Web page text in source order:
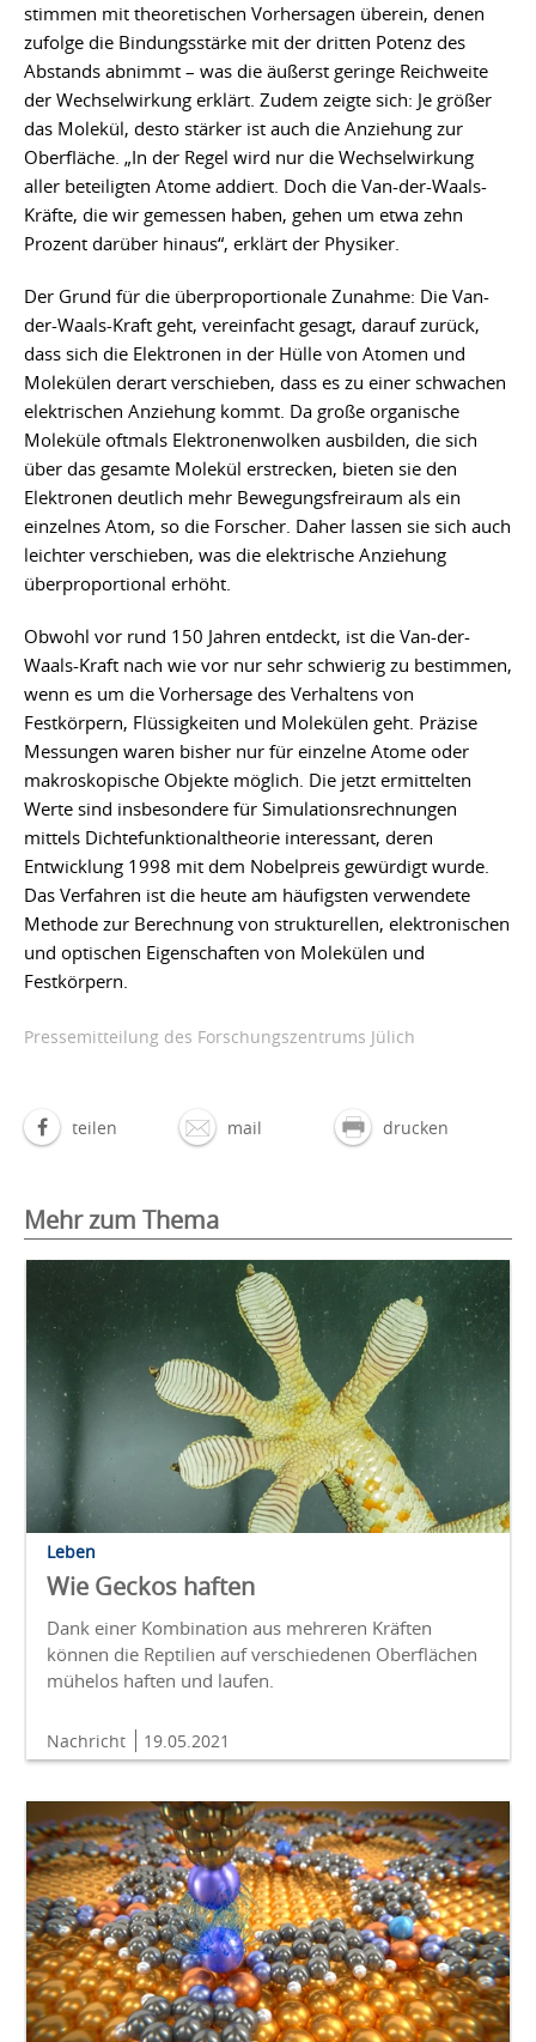
stimmen mit theoretischen Vorhersagen überein, denen
zufolge die Bindungsstärke mit der dritten Potenz des
Abstands abnimmt – was die äußerst geringe Reichweite
der Wechselwirkung erklärt. Zudem zeigte sich: Je größer
das Molekül, desto stärker ist auch die Anziehung zur
Oberfläche. „In der Regel wird nur die Wechselwirkung
aller beteiligten Atome addiert. Doch die Van-der-Waals-
Kräfte, die wir gemessen haben, gehen um etwa zehn
Prozent darüber hinaus“, erklärt der Physiker.
Der Grund für die überproportionale Zunahme: Die Van-
der-Waals-Kraft geht, vereinfacht gesagt, darauf zurück,
dass sich die Elektronen in der Hülle von Atomen und
Molekülen derart verschieben, dass es zu einer schwachen
elektrischen Anziehung kommt. Da große organische
Moleküle oftmals Elektronenwolken ausbilden, die sich
über das gesamte Molekül erstrecken, bieten sie den
Elektronen deutlich mehr Bewegungsfreiraum als ein
einzelnes Atom, so die Forscher. Daher lassen sie sich auch
leichter verschieben, was die elektrische Anziehung
überproportional erhöht.
Obwohl vor rund 150 Jahren entdeckt, ist die Van-der-
Waals-Kraft nach wie vor nur sehr schwierig zu bestimmen,
wenn es um die Vorhersage des Verhaltens von
Festkörpern, Flüssigkeiten und Molekülen geht. Präzise
Messungen waren bisher nur für einzelne Atome oder
makroskopische Objekte möglich. Die jetzt ermittelten
Werte sind insbesondere für Simulationsrechnungen
mittels Dichtefunktionaltheorie interessant, deren
Entwicklung 1998 mit dem Nobelpreis gewürdigt wurde.
Das Verfahren ist die heute am häufigsten verwendete
Methode zur Berechnung von strukturellen, elektronischen
und optischen Eigenschaften von Molekülen und
Festkörpern.
Pressemitteilung des Forschungszentrums Jülich
teilen mail drucken
Mehr zum Thema
Leben
Wie Geckos haften
Dank einer Kombination aus mehreren Kräften
können die Reptilien auf verschiedenen Oberflächen
mühelos haften und laufen.
Nachricht 19.05.2021